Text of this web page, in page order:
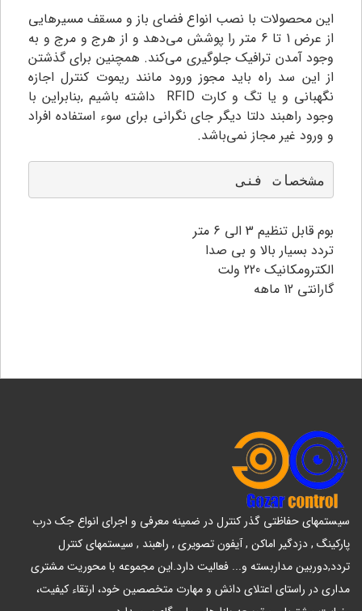
این محصولات با نصب انواع فضای باز و مسقف مسیرهایی
از عرض 1 تا 6 متر را پوشش می‌دهد و از هرج و مرج و به
وجود آمدن ترافیک جلوگیری می‌کند. همچنین برای گذشتن
از این سد راه باید مجوز ورود مانند ریموت کنترل اجازه
نگهبانی و یا تگ و کارت RFID داشته باشیم ,بنابراین با
وجود راهبند دلتا دیگر جای نگرانی برای سوء استفاده افراد
و ورود غیر مجاز نمی‌باشد.
مشخصات فنی
بوم قابل تنظیم 3 الی 6 متر
تردد بسیار بالا و بی صدا
الکترومکانیک 220 ولت
گارانتی 12 ماهه
سیستمهای حفاظتی گذر کنترل در ضمینه معرفی و اجرای انواع جک درب
پارکینگ , دزدگیر اماکن , آیفون تصویری , راهبند , سیستمهای کنترل
تردد,دوربین مداربسته و... فعالیت دارد.این مجموعه با محوریت مشتری
مداری در راستای اعتلای دانش و مهارت متخصصین خود، ارتقاء کیفیت،